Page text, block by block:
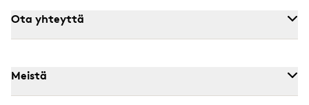
Ota yhteyttä
Meistä